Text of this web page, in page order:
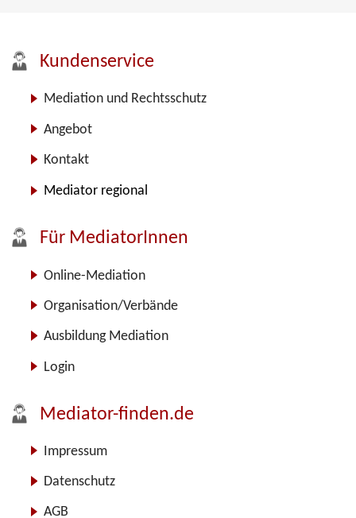
Kundenservice
Mediation und Rechtsschutz
Angebot
Kontakt
Mediator regional
Für MediatorInnen
Online-Mediation
Organisation/Verbände
Ausbildung Mediation
Login
Mediator-finden.de
Impressum
Datenschutz
AGB